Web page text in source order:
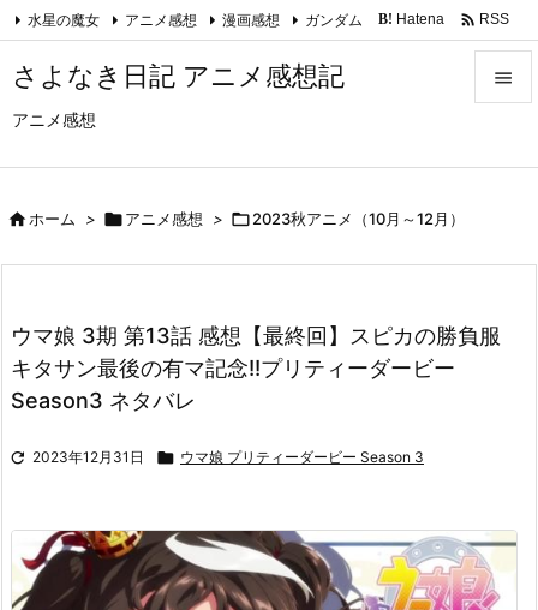
さよなき日記 アニメ感想記
アニメ感想

次へ
水星の魔女 アニメ感想 漫画感想 ガンダム B! Hatena  RSS
ホーム > アニメ感想 > 2023秋アニメ（10月～12月）
ウマ娘 3期 第13話 感想【最終回】スピカの勝負服
キタサン最後の有マ記念!!プリティーダービー
Season3 ネタバレ
 2023年12月31日  ウマ娘 プリティーダービー Season 3